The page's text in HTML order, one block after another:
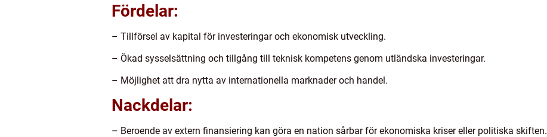
Fördelar:
– Tillförsel av kapital för investeringar och ekonomisk utveckling.
– Ökad sysselsättning och tillgång till teknisk kompetens genom utländska investeringar.
– Möjlighet att dra nytta av internationella marknader och handel.
Nackdelar:
– Beroende av extern finansiering kan göra en nation sårbar för ekonomiska kriser eller politiska skiften.